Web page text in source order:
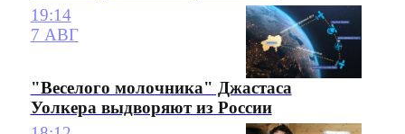
19:14
7 АВГ
"Веселого молочника" Джастаса
Уолкера выдворяют из России